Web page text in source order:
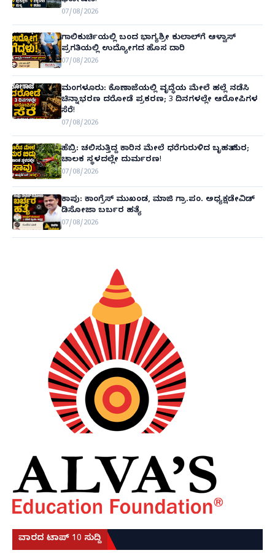
07/08/2026
ಗಾಲಿಕುರ್ಚಿಯಲ್ಲಿ ಬಂದ ಭಾಗ್ಯಶ್ರೀ ಕುಲಾಲ್‌ಗೆ ಆಳ್ವಾಸ್
ಪ್ರಗತಿಯಲ್ಲಿ ಉದ್ಯೋಗದ ಹೊಸ ದಾರಿ
07/08/2026
ಮಂಗಳೂರು: ಕೊಣಾಜೆಯಲ್ಲಿ ವೃದ್ಧೆಯ ಮೇಲೆ ಹಲ್ಲೆ ನಡೆಸಿ
ಚಿನ್ನಾಭರಣ ದರೋಡೆ ಪ್ರಕರಣ; 3 ದಿನಗಳಲ್ಲೇ ಆರೋಪಿಗಳ
ಸೆರೆ!
07/08/2026
ಹೆಬ್ರಿ: ಚಲಿಸುತ್ತಿದ್ದ ಕಾರಿನ ಮೇಲೆ ಧರೆಗುರುಳಿದ ಬೃಹತ್ ಮರ;
ಚಾಲಕ ಸ್ಥಳದಲ್ಲೇ ದುರ್ಮರಣ!
07/08/2026
ಕಾಪು: ಕಾಂಗ್ರೆಸ್ ಮುಖಂಡ, ಮಾಜಿ ಗ್ರಾ.ಪಂ. ಅಧ್ಯಕ್ಷಡೇವಿಡ್
ಡಿಸೋಜಾ ಬರ್ಬರ ಹತ್ಯೆ
07/08/2026
ವಾರದ ಟಾಪ್ 10 ಸುದ್ದಿ